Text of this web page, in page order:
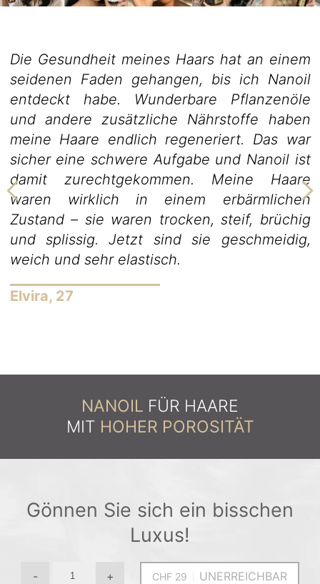
Die Gesundheit meines Haars hat an einem
seidenen Faden gehangen, bis ich Nanoil
entdeckt habe. Wunderbare Pflanzenöle
und andere zusätzliche Nährstoffe haben
meine Haare endlich regeneriert. Das war
sicher eine schwere Aufgabe und Nanoil ist
damit zurechtgekommen. Meine Haare
waren wirklich in einem erbärmlichen
Zustand – sie waren trocken, steif, brüchig
und splissig. Jetzt sind sie geschmeidig,
weich und sehr elastisch.
Elvira, 27
NANOIL FÜR HAARE
MIT HOHER POROSITÄT
Gönnen Sie sich ein bisschen
Luxus!
- + UNERREICHBAR